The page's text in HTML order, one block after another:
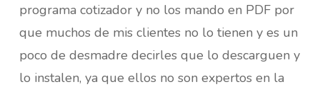
programa cotizador y no los mando en PDF por
que muchos de mis clientes no lo tienen y es un
poco de desmadre decirles que lo descarguen y
lo instalen, ya que ellos no son expertos en la